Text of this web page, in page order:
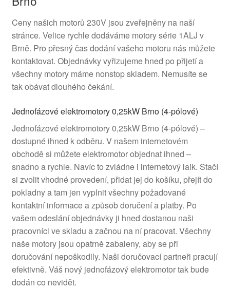
Ceny našich motorů 230V jsou zveřejněny na naší
stránce. Velice rychle dodáváme motory série 1ALJ v
Brně. Pro přesný čas dodání vašeho motoru nás můžete
kontaktovat. Objednávky vyřizujeme hned po přijetí a
všechny motory máme nonstop skladem. Nemusíte se
tak obávat dlouhého čekání.
Jednofázové elektromotory 0,25kW Brno (4-pólové)
Jednofázové elektromotory 0,25kW Brno (4-pólové) –
dostupné ihned k odběru. V našem internetovém
obchodě si můžete elektromotor objednat ihned –
snadno a rychle. Navíc to zvládne i internetový laik. Stačí
si zvolit vhodné provedení, přidat jej do košíku, přejít do
pokladny a tam jen vyplnit všechny požadované
kontaktní informace a způsob doručení a platby. Po
vašem odeslání objednávky ji hned dostanou naši
pracovníci ve skladu a začnou na ní pracovat. Všechny
naše motory jsou opatrně zabaleny, aby se při
doručování nepoškodily. Naši doručovací partneři pracují
efektivně. Váš nový jednofázový elektromotor tak bude
dodán co nevidět.